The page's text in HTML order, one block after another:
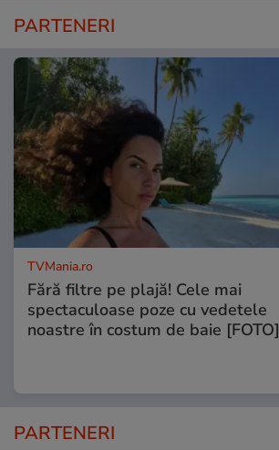
PARTENERI
TVMania.ro
Fără filtre pe plajă! Cele mai
spectaculoase poze cu vedetele
noastre în costum de baie [FOTO]
PARTENERI